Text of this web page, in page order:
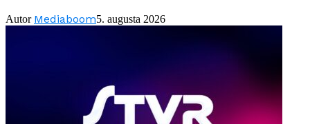
Autor Mediaboom5. augusta 2026